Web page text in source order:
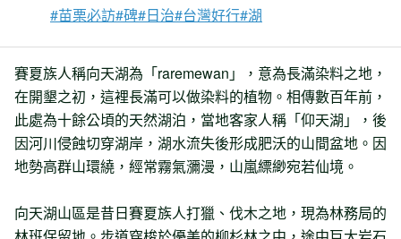
#苗栗必訪#碑#日治#台灣好行#湖
賽夏族人稱向天湖為「raremewan」，意為長滿染料之地，
在開墾之初，這裡長滿可以做染料的植物。相傳數百年前，
此處為十餘公頃的天然湖泊，當地客家人稱「仰天湖」，後
因河川侵蝕切穿湖岸，湖水流失後形成肥沃的山間盆地。因
地勢高群山環繞，經常霧氣瀰漫，山嵐縹緲宛若仙境。
向天湖山區是昔日賽夏族人打獵、伐木之地，現為林務局的